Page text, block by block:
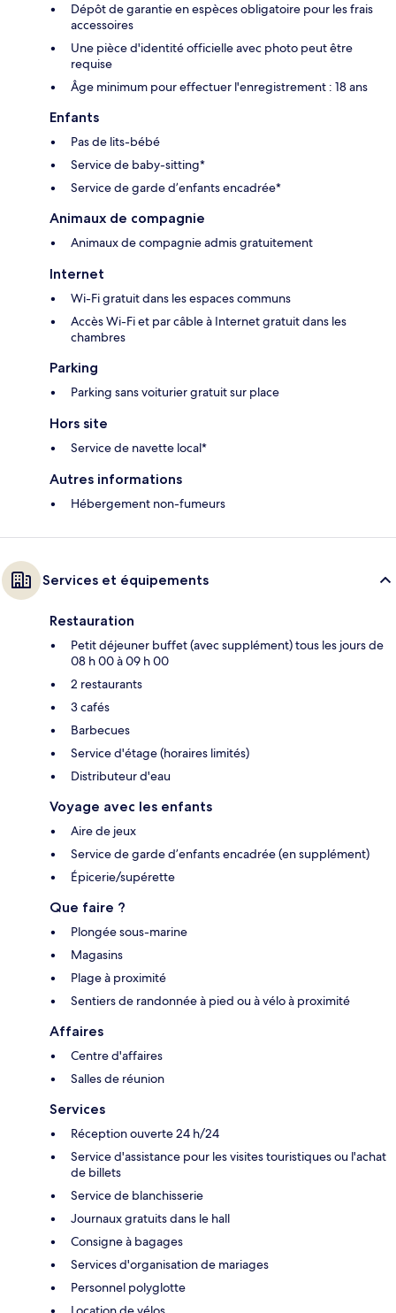
Dépôt de garantie en espèces obligatoire pour les frais
accessoires
Une pièce d'identité officielle avec photo peut être
requise
Âge minimum pour effectuer l'enregistrement : 18 ans
Enfants
Pas de lits-bébé
Service de baby-sitting*
Service de garde d’enfants encadrée*
Animaux de compagnie
Animaux de compagnie admis gratuitement
Internet
Wi-Fi gratuit dans les espaces communs
Accès Wi-Fi et par câble à Internet gratuit dans les
chambres
Parking
Parking sans voiturier gratuit sur place
Hors site
Service de navette local*
Autres informations
Hébergement non-fumeurs
Services et équipements
Restauration
Petit déjeuner buffet (avec supplément) tous les jours de
08 h 00 à 09 h 00
2 restaurants
3 cafés
Barbecues
Service d'étage (horaires limités)
Distributeur d'eau
Voyage avec les enfants
Aire de jeux
Service de garde d’enfants encadrée (en supplément)
Épicerie/supérette
Que faire ?
Plongée sous-marine
Magasins
Plage à proximité
Sentiers de randonnée à pied ou à vélo à proximité
Affaires
Centre d'affaires
Salles de réunion
Services
Réception ouverte 24 h/24
Service d'assistance pour les visites touristiques ou l'achat
de billets
Service de blanchisserie
Journaux gratuits dans le hall
Consigne à bagages
Services d'organisation de mariages
Personnel polyglotte